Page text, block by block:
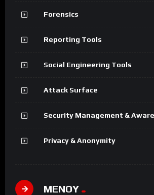
Forensics
Reporting Tools
Social Engineering Tools
Attack Surface
Security Management &
Privacy & Anonymity
ΜΕΝΟΥ